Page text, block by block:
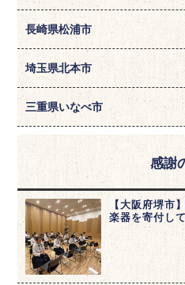
長崎県松浦市
埼玉県北本市
三重県いなべ市
感謝
【大阪府堺市
楽器を寄付し